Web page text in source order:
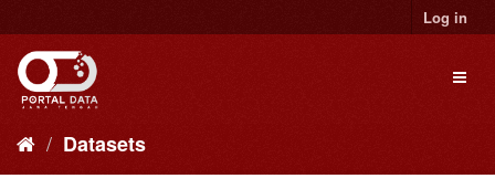
to
content
Log in
Datasets